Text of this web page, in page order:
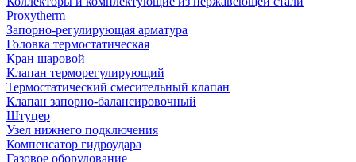
Proxytherm
Запорно-регулирующая арматура
Головка термостатическая
Кран шаровой
Клапан терморегулирующий
Термостатический смесительный клапан
Клапан запорно-балансировочный
Штуцер
Узел нижнего подключения
Компенсатор гидроудара
Газовое оборудование